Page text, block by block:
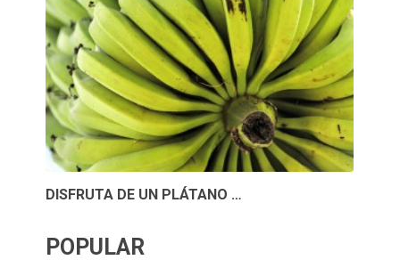
DISFRUTA DE UN PLÁTANO …
POPULAR